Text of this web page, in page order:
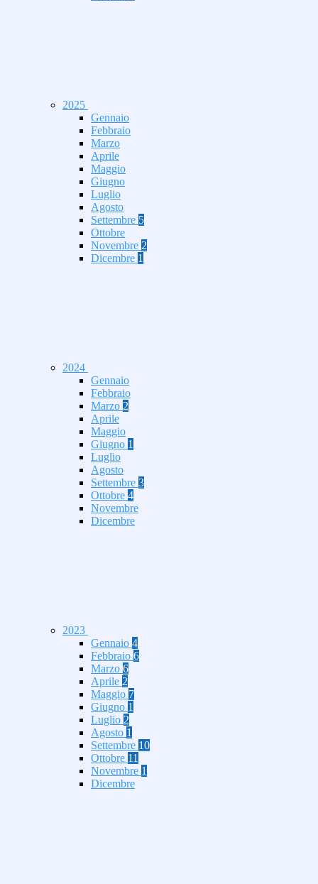
2025
Gennaio
Febbraio
Marzo
Aprile
Maggio
Giugno
Luglio
Agosto
Settembre 5
Ottobre
Novembre 2
Dicembre 1
2024
Gennaio
Febbraio
Marzo 2
Aprile
Maggio
Giugno 1
Luglio
Agosto
Settembre 3
Ottobre 4
Novembre
Dicembre
2023
Gennaio 4
Febbraio 6
Marzo 6
Aprile 2
Maggio 7
Giugno 1
Luglio 2
Agosto 1
Settembre 10
Ottobre 11
Novembre 1
Dicembre